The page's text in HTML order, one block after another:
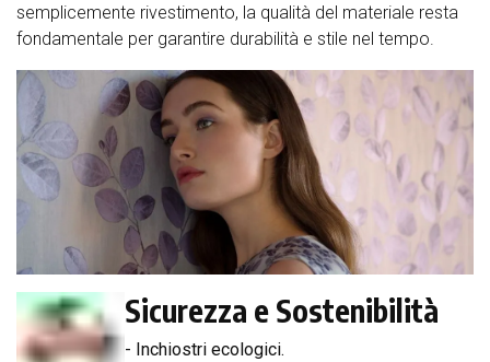
semplicemente rivestimento, la qualità del materiale resta
fondamentale per garantire durabilità e stile nel tempo.
Sicurezza e Sostenibilità
- Inchiostri ecologici.